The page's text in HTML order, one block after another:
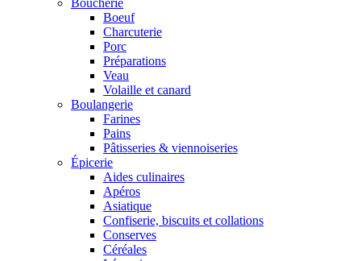
Boucherie
Boeuf
Charcuterie
Porc
Préparations
Veau
Volaille et canard
Boulangerie
Farines
Pains
Pâtisseries & viennoiseries
Épicerie
Aides culinaires
Apéros
Asiatique
Confiserie, biscuits et collations
Conserves
Céréales